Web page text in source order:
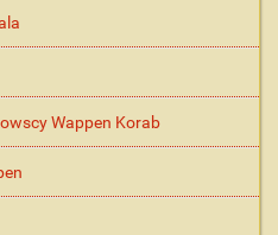
Wappen Korab